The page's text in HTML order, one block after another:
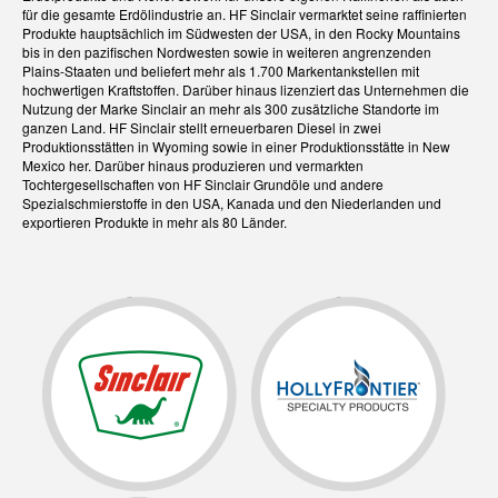
für die gesamte Erdölindustrie an. HF Sinclair vermarktet seine raffinierten
Produkte hauptsächlich im Südwesten der USA, in den Rocky Mountains
bis in den pazifischen Nordwesten sowie in weiteren angrenzenden
Plains-Staaten und beliefert mehr als 1.700 Markentankstellen mit
hochwertigen Kraftstoffen. Darüber hinaus lizenziert das Unternehmen die
Nutzung der Marke Sinclair an mehr als 300 zusätzliche Standorte im
ganzen Land. HF Sinclair stellt erneuerbaren Diesel in zwei
Produktionsstätten in Wyoming sowie in einer Produktionsstätte in New
Mexico her. Darüber hinaus produzieren und vermarkten
Tochtergesellschaften von HF Sinclair Grundöle und andere
Spezialschmierstoffe in den USA, Kanada und den Niederlanden und
exportieren Produkte in mehr als 80 Länder.